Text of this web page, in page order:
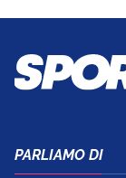
PARLIAMO DI